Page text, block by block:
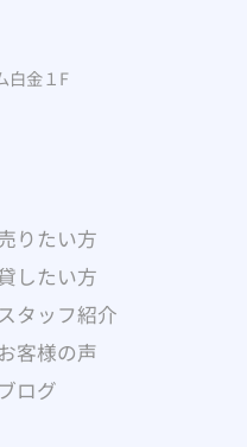
白金１F
りたい方
したい方
スタッフ紹介
お客様の声
ブログ